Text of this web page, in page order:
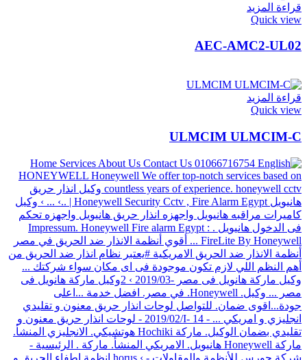
قراءة المزيد
Quick view
AEC-AMC2-UL02
قراءة المزيد
Quick view
ULMCIM ULMCIM-C